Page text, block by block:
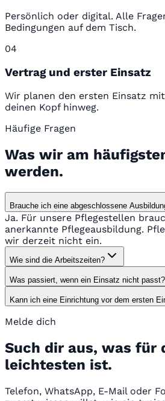
Persönlich oder digital. Alle
Bedingungen auf dem Tisch.
04
Vertrag und erster Einsatz
Wir planen den ersten Einsatz
deinen Kopf hinweg.
Häufige Fragen
Was wir am
werden.
Brauche ich eine abgeschlossene
Ja. Für unsere Pflegestellen
anerkannte Pflegeausbildung.
wir derzeit nicht ein.
Wie sind die Arbeitszeiten?
Was passiert, wenn ein Einsatz nicht passt?
Kann ich eine Einrichtung vor dem ersten
Melde dich
Such dir aus, was für
leichtesten ist.
Telefon, WhatsApp, E-Mail oder